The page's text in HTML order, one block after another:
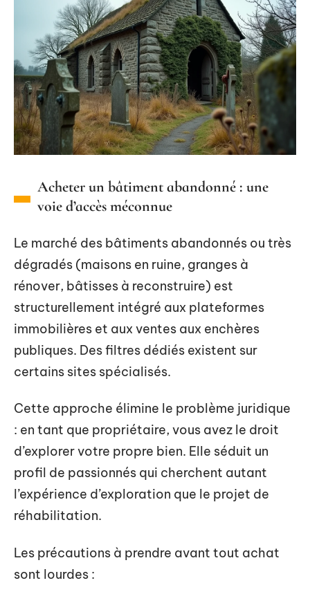
Acheter un bâtiment abandonné : une
voie d’accès méconnue
Le marché des bâtiments abandonnés ou très
dégradés (maisons en ruine, granges à
rénover, bâtisses à reconstruire) est
structurellement intégré aux plateformes
immobilières et aux ventes aux enchères
publiques. Des filtres dédiés existent sur
certains sites spécialisés.
Cette approche élimine le problème juridique
: en tant que propriétaire, vous avez le droit
d’explorer votre propre bien. Elle séduit un
profil de passionnés qui cherchent autant
l’expérience d’exploration que le projet de
réhabilitation.
Les précautions à prendre avant tout achat
sont lourdes :